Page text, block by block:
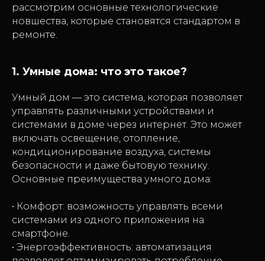
рассмотрим основные технологические
новшества, которые становятся стандартом в
ремонте.
1. Умные дома: что это такое?
Умный дом — это система, которая позволяет
управлять различными устройствами и
системами в доме через интернет. Это может
включать освещение, отопление,
кондиционирование воздуха, системы
безопасности и даже бытовую технику.
Основные преимущества умного дома:
• Комфорт: возможность управлять всеми
системами из одного приложения на
смартфоне.
• Энергоэффективность: автоматизация